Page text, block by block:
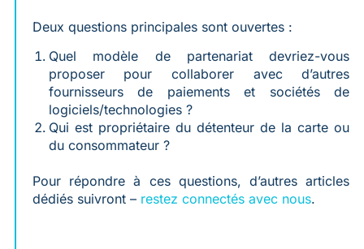
Deux questions principales sont ouvertes :
Quel modèle de partenariat devriez-vous
proposer pour collaborer avec d’autres
fournisseurs de paiements et sociétés de
logiciels/technologies ?
Qui est propriétaire du détenteur de la carte ou
du consommateur ?
Pour répondre à ces questions, d’autres articles
dédiés suivront – restez connectés avec nous.